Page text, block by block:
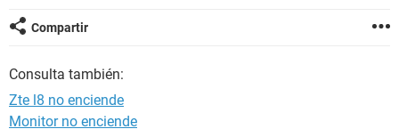
Compartir
Consulta también:
Zte l8 no enciende
Monitor no enciende